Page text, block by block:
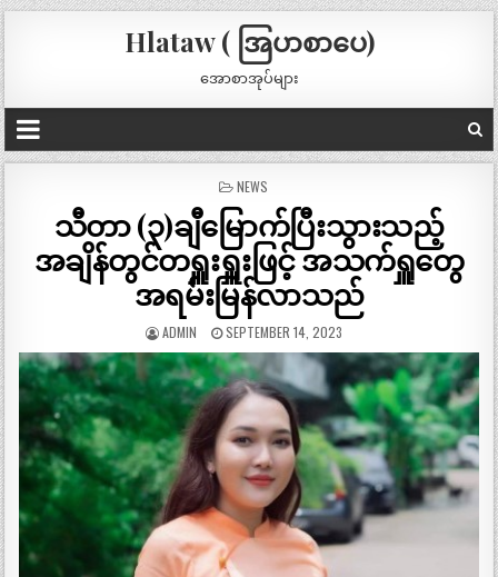
Hlataw ( အြပာစာပေ)
အောစာအုပ်များ
POSTED
IN
NEWS
သီတာ (၃)ချီမြောက်ပြီးသွားသည့်
အချိန်တွင်တရှူးရှူးဖြင့် အသက်ရှူတွေ
အရမ်းမြန်လာသည်
ADMIN SEPTEMBER 14, 2023